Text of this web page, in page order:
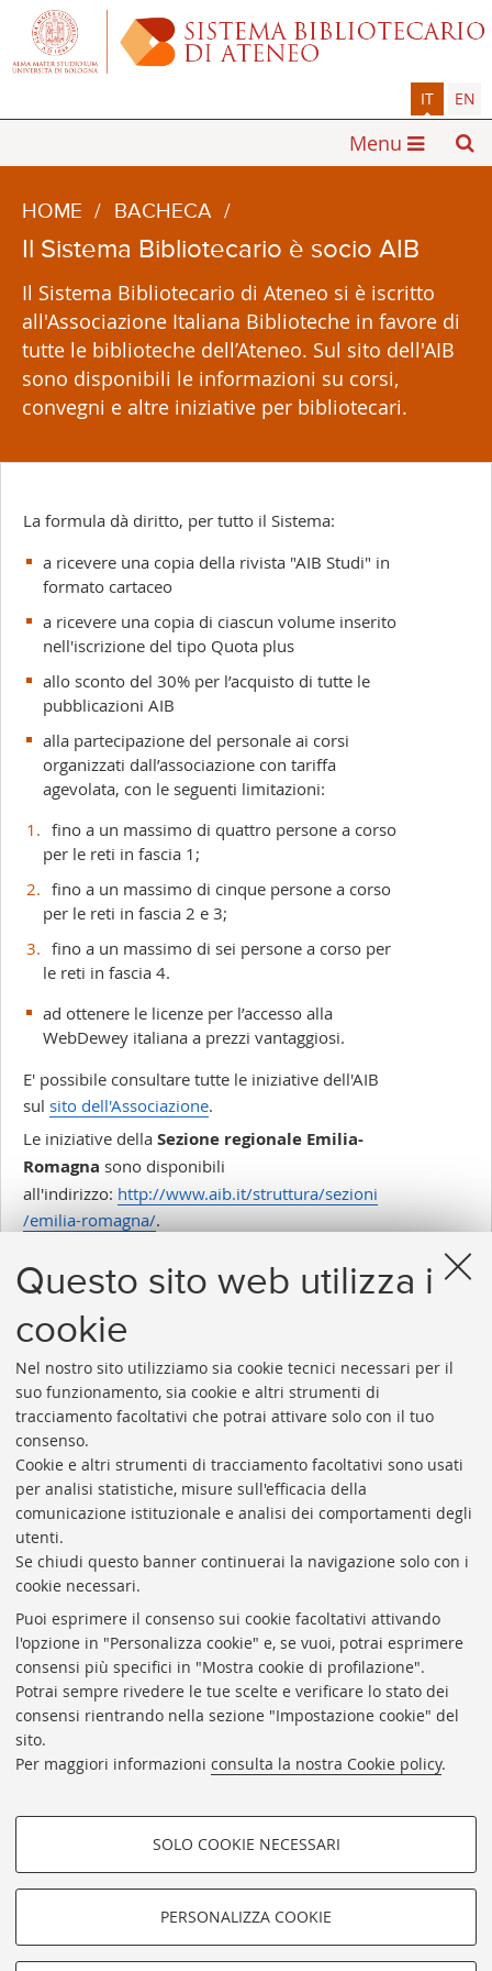
Questo sito web utilizza i
cookie
Nel nostro sito utilizziamo sia cookie tecnici necessari per il
suo funzionamento, sia cookie e altri strumenti di
tracciamento facoltativi che potrai attivare solo con il tuo
consenso.
Cookie e altri strumenti di tracciamento facoltativi sono usati
per analisi statistiche, misure sull'efficacia della
comunicazione istituzionale e analisi dei comportamenti degli
utenti.
Se chiudi questo banner continuerai la navigazione solo con i
cookie necessari.
Puoi esprimere il consenso sui cookie facoltativi attivando
l'opzione in "Personalizza cookie" e, se vuoi, potrai esprimere
consensi più specifici in "Mostra cookie di profilazione".
Potrai sempre rivedere le tue scelte e verificare lo stato dei
consensi rientrando nella sezione "Impostazione cookie" del
sito.
Per maggiori informazioni consulta la nostra Cookie policy.
COOKIE DI PROFILAZIONE -
FACOLTATIVI
navigazione degli utenti, creare profili in base al loro comportamento
SOLO COOKIE NECESSARI
PERSONALIZZA COOKIE
IT EN
Menu
HOME / BACHECA /
Il Sistema Bibliotecario è socio AIB
Il Sistema Bibliotecario di Ateneo si è iscritto
all'Associazione Italiana Biblioteche in favore di
tutte le biblioteche dell’Ateneo. Sul sito dell'AIB
sono disponibili le informazioni su corsi,
convegni e altre iniziative per bibliotecari.
La formula dà diritto, per tutto il Sistema:
a ricevere una copia della rivista "AIB Studi" in
formato cartaceo
a ricevere una copia di ciascun volume inserito
nell'iscrizione del tipo Quota plus
allo sconto del 30% per l’acquisto di tutte le
pubblicazioni AIB
alla partecipazione del personale ai corsi
organizzati dall’associazione con tariffa
agevolata, con le seguenti limitazioni:
fino a un massimo di quattro persone a corso
per le reti in fascia 1;
fino a un massimo di cinque persone a corso
per le reti in fascia 2 e 3;
fino a un massimo di sei persone a corso per
le reti in fascia 4.
ad ottenere le licenze per l’accesso alla
WebDewey italiana a prezzi vantaggiosi.
E' possibile consultare tutte le iniziative dell'AIB
sul sito dell'Associazione.
Le iniziative della Sezione regionale Emilia-
Romagna sono disponibili
all'indirizzo: http://www.aib.it/struttura/sezioni
/emilia-romagna/.
Rubrica di Ateneo
Rss
Statistiche
Biblioteche di Ateneo
Sale studio
Carta dei servizi
Proxy
Help Desk
Informazioni sul sito e accessibilità
Impostazioni Cookie